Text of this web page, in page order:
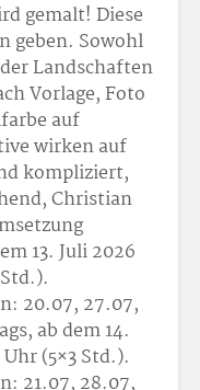
gemalt! Diese
geben. Sowohl
Landschaften
Vorlage, Foto
auf
wirken auf
kompliziert,
Christian
13. Juli 2026
20.07, 27.07,
ab dem 14.
(5×3 Std.).
21.07, 28.07,